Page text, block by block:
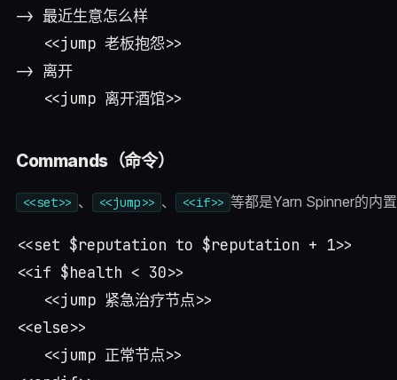
-> 最近生意怎么样
   <<jump 老板抱怨>>
-> 离开
Commands（命令）
<<set>> 、 <<jump>> 、 <<if>> 等都是Yarn Spinner的内
<<set $reputation to $reputation + 1>>
<<if $health < 30>>
   <<jump 紧急治疗节点>>
<<else>>
   <<jump 正常节点>>